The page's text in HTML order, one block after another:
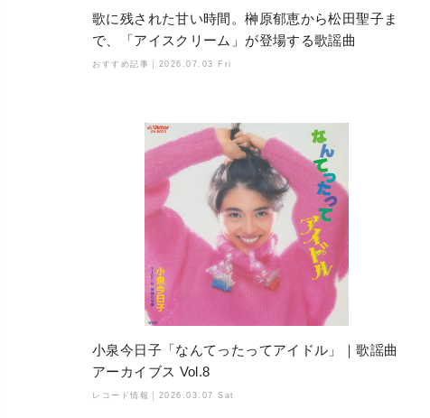
歌に残された甘い時間。榊原郁恵から松田聖子ま
で、「アイスクリーム」が登場する歌謡曲
おすすめ記事｜ 2026.07.03 Fri
小泉今日子「なんてったってアイドル」｜歌謡曲
アーカイブス Vol.8
レコード情報｜ 2026.03.07 Sat